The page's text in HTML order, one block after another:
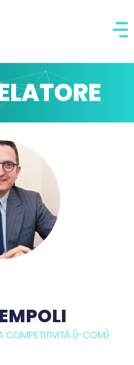
COMPETITIVITÀ (I-COM)